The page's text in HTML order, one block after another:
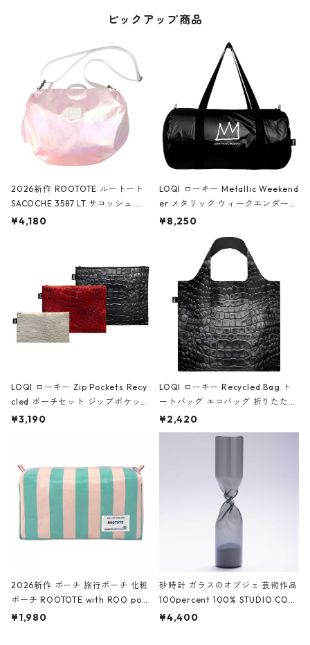
ピックアップ商品
2026新作 ROOTOTE ルートート
SACOCHE 3587 LT.サコッシュ.ル
ミエ-B ショルダーバッグ グロスピ
¥4,180
LOQI ローキー Metallic Weekend
er メタリック ウィークエンダー
ボストンバッグ ショルダーバッグ
Black ジャン=ミッシェル・バスキ
ア/クラウン ブラック
¥8,250
LOQI ローキー Zip Pockets Recy
cled ポーチセット ジップポケット
ファスナーポーチ 撥水加工 トラベ
ーガンディー、オフホワイト
¥3,190
LOQI ローキー Recycled Bag ト
ートバッグ エコバッグ 折りたたみ
大きめ 撥水加工 収納ポーチ CRO
CODILE/Black クロコダイル/ブラ
¥2,420
2026新作 ポーチ 旅行ポーチ 化粧
ポーチ ROOTOTE with ROO pou
ch 3532 ルートート WR.ポーチ.ラ
¥1,980
砂時計 ガラスのオブジェ 芸術作品
100percent 100% STUDIO COH
AKU Timeless 100パーセント ス
¥4,400